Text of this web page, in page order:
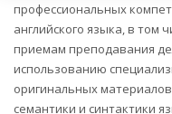
профессиональных
английского языка, в том
приемам преподавания
использованию
оригинальных
семантики и синтактики